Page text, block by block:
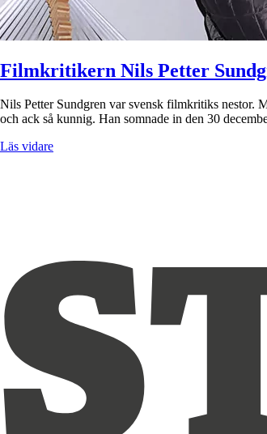
Filmkritikern Nils Petter
Nils Petter Sundgren var svensk filmkritiks nestor.
och ack så kunnig. Han somnade in den 30
Läs vidare